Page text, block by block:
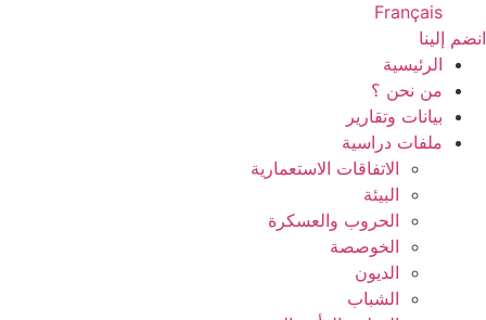
Français
انضم إلينا
الرئيسية
من نحن ؟
بيانات وتقارير
ملفات دراسية
الاتفاقات الاستعمارية
البيئة
الحروب والعسكرة
الخوصصة
الديون
الشباب